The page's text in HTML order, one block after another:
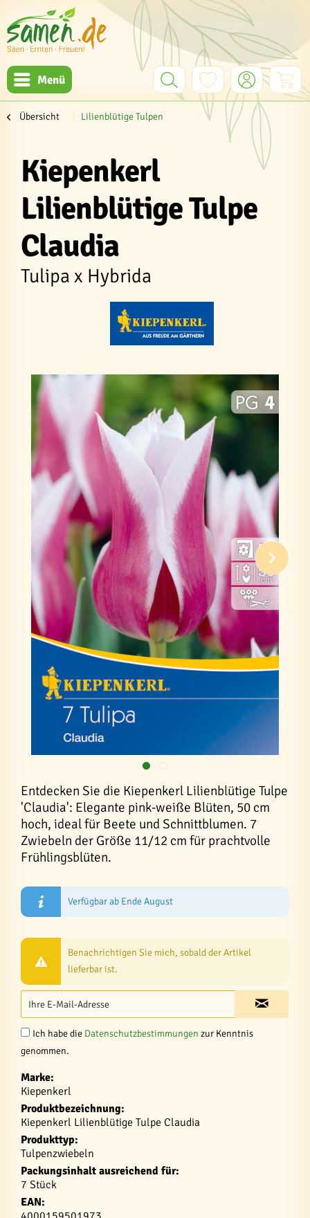
Menü
Übersicht Lilienblütige Tulpen
Kiepenkerl
Lilienblütige Tulpe
Claudia
Tulipa x Hybrida
Entdecken Sie die Kiepenkerl Lilienblütige Tulpe
'Claudia': Elegante pink-weiße Blüten, 50 cm
hoch, ideal für Beete und Schnittblumen. 7
Zwiebeln der Größe 11/12 cm für prachtvolle
Frühlingsblüten.
Verfügbar ab Ende August
Benachrichtigen Sie mich, sobald der Artikel
lieferbar ist.
Ich habe die Datenschutzbestimmungen zur Kenntnis
genommen.
Marke:
Kiepenkerl
Produktbezeichnung:
Kiepenkerl Lilienblütige Tulpe Claudia
Produkttyp:
Tulpenzwiebeln
Packungsinhalt ausreichend für:
7 Stück
EAN: